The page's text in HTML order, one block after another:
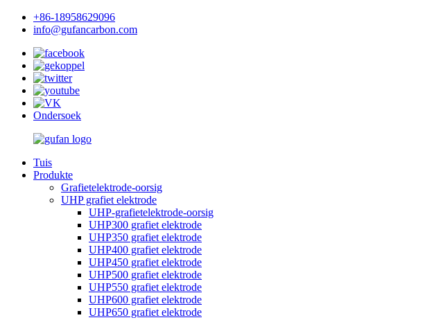
+86-18958629096
info@gufancarbon.com
Ondersoek
Tuis
Produkte
Grafietelektrode-oorsig
UHP grafiet elektrode
UHP-grafietelektrode-oorsig
UHP300 grafiet elektrode
UHP350 grafiet elektrode
UHP400 grafiet elektrode
UHP450 grafiet elektrode
UHP500 grafiet elektrode
UHP550 grafiet elektrode
UHP600 grafiet elektrode
UHP650 grafiet elektrode